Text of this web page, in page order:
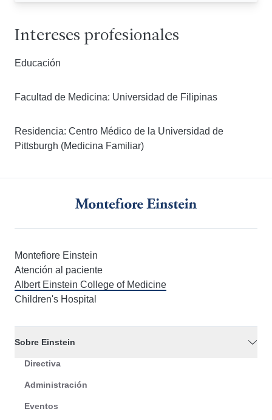
Intereses profesionales
Educación
Facultad de Medicina: Universidad de Filipinas
Residencia: Centro Médico de la Universidad de
Pittsburgh (Medicina Familiar)
Montefiore Einstein
Atención al paciente
Albert Einstein College of Medicine
Children's Hospital
Sobre Einstein
Directiva
Administración
Eventos